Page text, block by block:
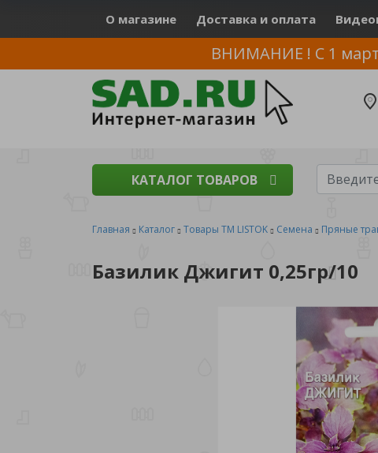
О магазине Доставка и оплата
ВНИМАНИЕ ! С 1
КАТАЛОГ ТОВАРОВ
Главная Каталог Товары ТМ LISTOK Семена Пряные
Базилик Джигит 0,25гр/10